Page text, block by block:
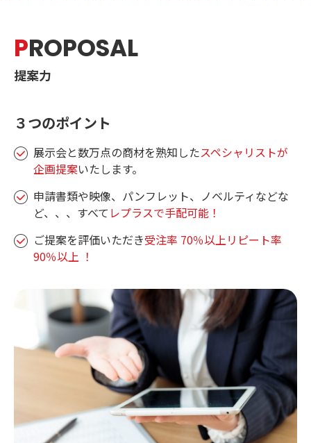
PROPOSAL
提案力
３つのポイント
展示会と数万点の商材を熟知したスペシャリストが
企画提案いたします。
申請書類や映像、パンフレット、ノベルティなどな
ど、、、すべて レプラスで手配可能！
ご提案を評価いただき受注率 70％以上リピート率
90％以上 ！